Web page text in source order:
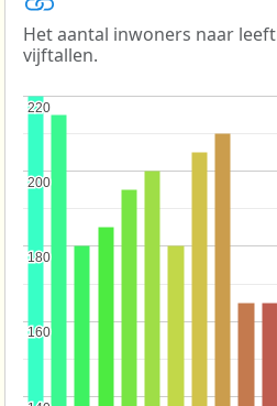
Het aantal inwoners naar
vijftallen.
160
160
180
180
200
200
220
220